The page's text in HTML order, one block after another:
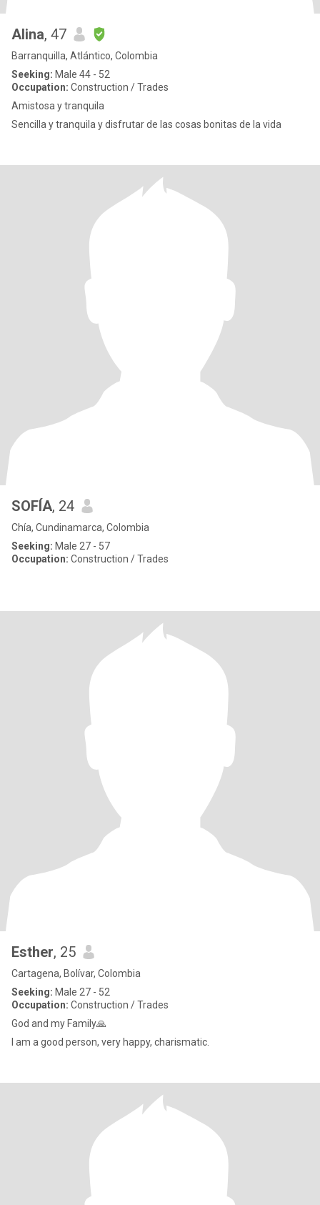
Alina, 47
Barranquilla, Atlántico, Colombia
Seeking: Male 44 - 52
Occupation: Construction / Trades
Amistosa y tranquila
Sencilla y tranquila y disfrutar de las cosas bonitas de la vida
SOFÍA, 24
Chía, Cundinamarca, Colombia
Seeking: Male 27 - 57
Occupation: Construction / Trades
Esther, 25
Cartagena, Bolívar, Colombia
Seeking: Male 27 - 52
Occupation: Construction / Trades
God and my Family🙏
I am a good person, very happy, charismatic.